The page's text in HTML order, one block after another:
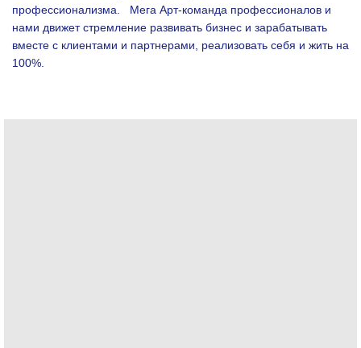
профессионализма. Мега Арт-команда профессионалов и
нами движет стремление развивать бизнес и зарабатывать
вместе с клиентами и партнерами, реализовать себя и жить на
100%.